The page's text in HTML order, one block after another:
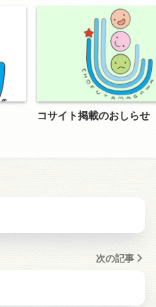
コサイト掲載のおしらせ
次の記事